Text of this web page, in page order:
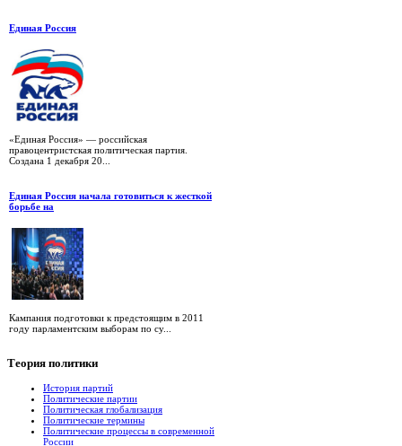
Единая Россия
«Единая Россия» — российская
правоцентристская политическая партия.
Создана 1 декабря 20...
Единая Россия начала готовиться к жесткой
борьбе на
Кампания подготовки к предстоящим в 2011
году парламентским выборам по су...
Теория политики
История партий
Политические партии
Политическая глобализация
Политические термины
Политические процессы в современной
России